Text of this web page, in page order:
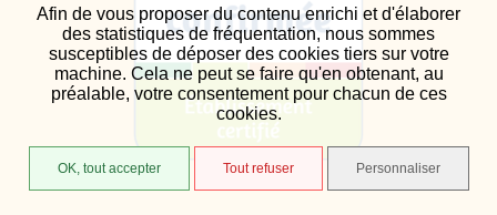
Afin de vous proposer du contenu enrichi et d'élaborer
des statistiques de fréquentation, nous sommes
susceptibles de déposer des cookies tiers sur votre
machine. Cela ne peut se faire qu'en obtenant, au
préalable, votre consentement pour chacun de ces
cookies.
OK, tout accepter Tout refuser Personnaliser